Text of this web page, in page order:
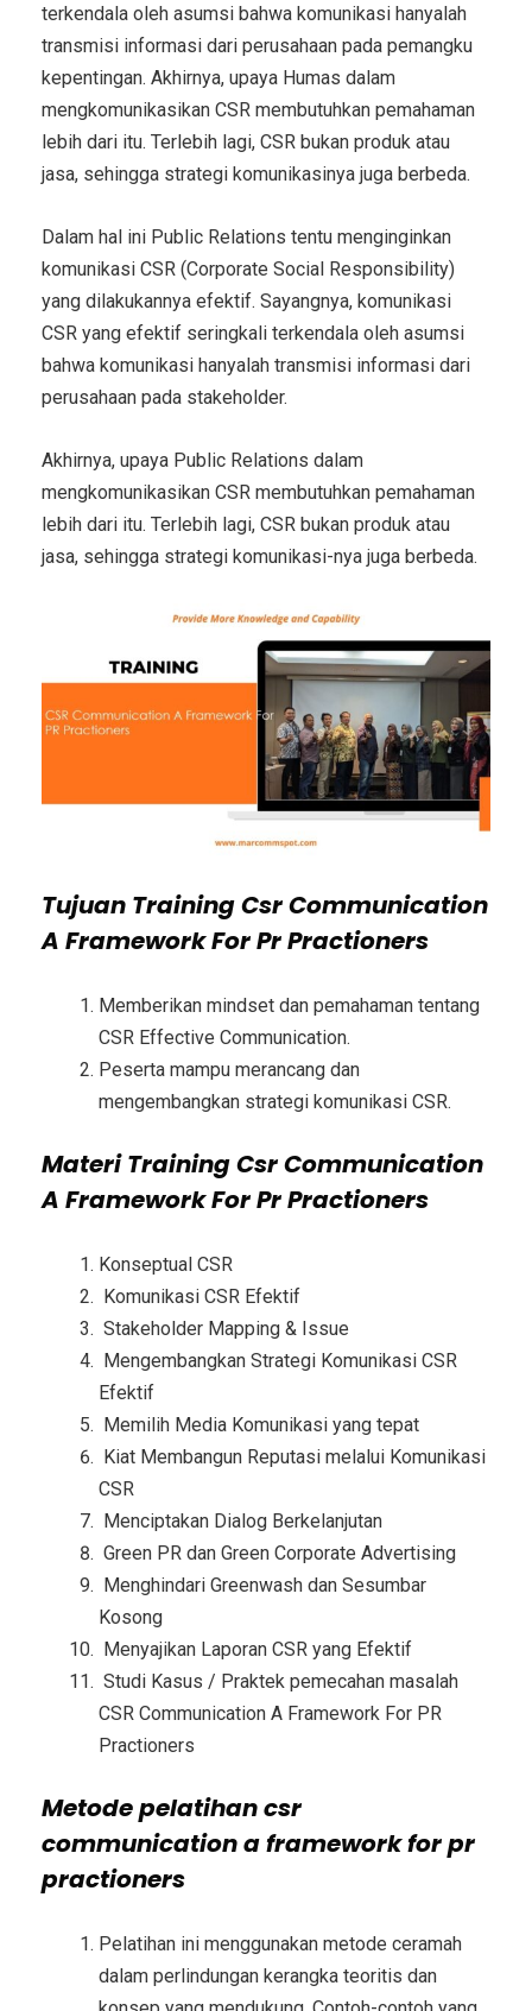
terkendala oleh asumsi bahwa komunikasi hanyalah
transmisi informasi dari perusahaan pada pemangku
kepentingan. Akhirnya, upaya Humas dalam
mengkomunikasikan CSR membutuhkan pemahaman
lebih dari itu. Terlebih lagi, CSR bukan produk atau
jasa, sehingga strategi komunikasinya juga berbeda.
Dalam hal ini Public Relations tentu menginginkan
komunikasi CSR (Corporate Social Responsibility)
yang dilakukannya efektif. Sayangnya, komunikasi
CSR yang efektif seringkali terkendala oleh asumsi
bahwa komunikasi hanyalah transmisi informasi dari
perusahaan pada stakeholder.
Akhirnya, upaya Public Relations dalam
mengkomunikasikan CSR membutuhkan pemahaman
lebih dari itu. Terlebih lagi, CSR bukan produk atau
jasa, sehingga strategi komunikasi-nya juga berbeda.
Tujuan Training Csr Communication
A Framework For Pr Practioners
Memberikan mindset dan pemahaman tentang
CSR Effective Communication.
Peserta mampu merancang dan
mengembangkan strategi komunikasi CSR.
MateriTraining Csr Communication
A Framework For Pr Practioners
Konseptual CSR
Komunikasi CSR Efektif
Stakeholder Mapping & Issue
Mengembangkan Strategi Komunikasi CSR
Efektif
Memilih Media Komunikasi yang tepat
Kiat Membangun Reputasi melalui Komunikasi
CSR
Menciptakan Dialog Berkelanjutan
Green PR dan Green Corporate Advertising
Menghindari Greenwash dan Sesumbar
Kosong
Menyajikan Laporan CSR yang Efektif
Studi Kasus / Praktek pemecahan masalah
CSR Communication A Framework For PR
Practioners
Metodepelatihan csr
communication a framework for pr
practioners
Pelatihan ini menggunakan metode ceramah
dalam perlindungan kerangka teoritis dan